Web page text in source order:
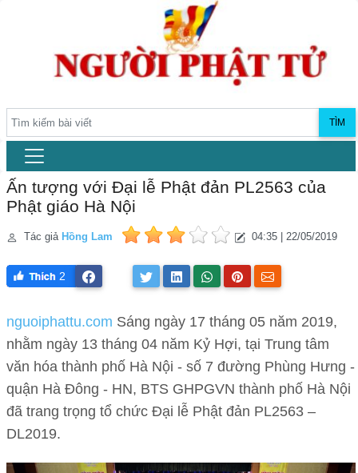
TÌM
Ấn tượng với Đại lễ Phật đản PL2563 của
Phật giáo Hà Nội
Tác giả Hồng Lam 04:35 | 22/05/2019
2
nguoiphattu.com Sáng ngày 17 tháng 05 năm 2019,
nhằm ngày 13 tháng 04 năm Kỷ Hợi, tại Trung tâm
văn hóa thành phố Hà Nội - số 7 đường Phùng Hưng -
quận Hà Đông - HN, BTS GHPGVN thành phố Hà Nội
đã trang trọng tổ chức Đại lễ Phật đản PL2563 –
DL2019.